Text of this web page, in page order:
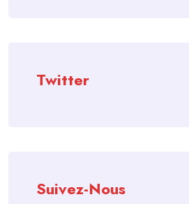
Twitter
Suivez-Nous